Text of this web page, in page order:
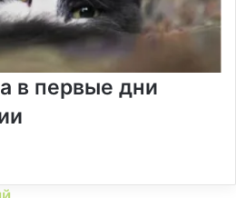
в первые дни